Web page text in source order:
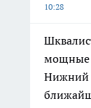
10:28
мощные
Нижний